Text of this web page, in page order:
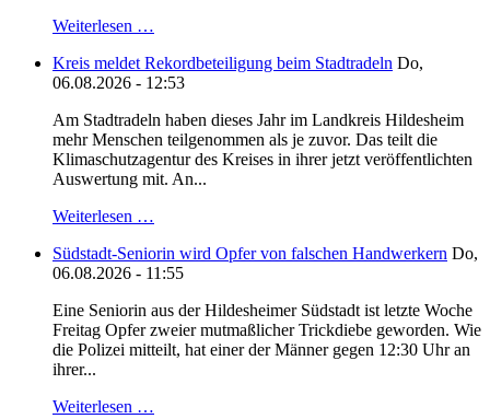
Weiterlesen …
Kreis meldet Rekordbeteiligung beim Stadtradeln Do,
06.08.2026 - 12:53
Am Stadtradeln haben dieses Jahr im Landkreis Hildesheim
mehr Menschen teilgenommen als je zuvor. Das teilt die
Klimaschutzagentur des Kreises in ihrer jetzt veröffentlichten
Auswertung mit. An...
Weiterlesen …
Südstadt-Seniorin wird Opfer von falschen Handwerkern Do,
06.08.2026 - 11:55
Eine Seniorin aus der Hildesheimer Südstadt ist letzte Woche
Freitag Opfer zweier mutmaßlicher Trickdiebe geworden. Wie
die Polizei mitteilt, hat einer der Männer gegen 12:30 Uhr an
ihrer...
Weiterlesen …